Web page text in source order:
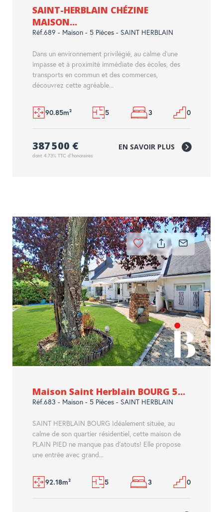
SAINT-HERBLAIN CHÉZINE
MAISON...
Réf.689 - Maison - 5 Pièces - SAINT HERBLAIN
Dans un environnement privilégié, au calme d'une
impasse et à proximité immédiate des écoles, des
transports en commun et des commerces,
découvrez cette agréable...
90.85m² 5 3 0
387 500 €
dont 4.73% TTC d'honoraires
EN SAVOIR PLUS
Maison Saint Herblain BOURG 5...
Réf.683 - Maison - 5 Pièces - SAINT HERBLAIN
SAINT HERBLAIN BOURG Idéalement située, au
calme de son quartier résidentiel, cette maison de
PLAIN PIED ne manque pas d'atouts! Elle propose
une entrée avec grand...
92.18m² 5 3 0